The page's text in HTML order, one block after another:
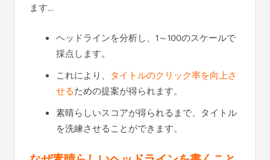
ます…
ヘッドラインを分析し、1～100のスケールで
採点します。
これにより、 タイトルのクリック率を向上さ
せるための提案が得られます。
素晴らしいスコアが得られるまで、タイトル
を洗練させることができます。